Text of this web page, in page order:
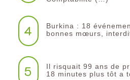
4
Burkina : 18
bonnes mœurs,
5
Il risquait 99 ans de
18 minutes plus tôt a